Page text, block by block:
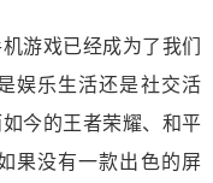
游戏已经成为了我们
娱乐生活还是社交活
今的王者荣耀、和平
果没有一款出色的屏